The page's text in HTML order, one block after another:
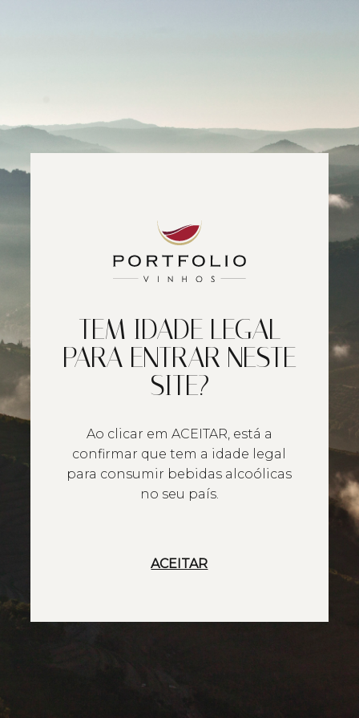
TEM IDADE LEGAL
PARA ENTRAR NESTE
SITE?
Ao clicar em ACEITAR, está a
confirmar que tem a idade legal
para consumir bebidas alcoólicas
no seu país.
ACEITAR